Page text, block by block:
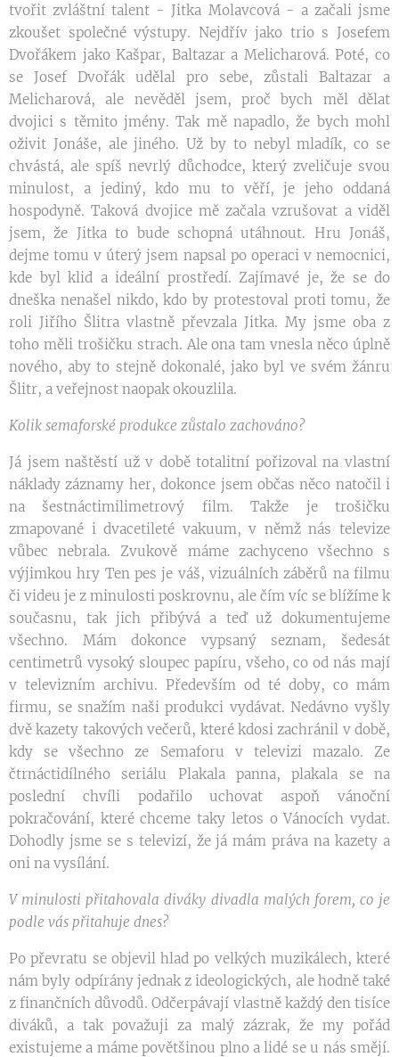
tvořit zvláštní talent - Jitka Molavcová - a začali jsme
zkoušet společné výstupy. Nejdřív jako trio s Josefem
Dvořákem jako Kašpar, Baltazar a Melicharová. Poté, co
se Josef Dvořák udělal pro sebe, zůstali Baltazar a
Melicharová, ale nevěděl jsem, proč bych měl dělat
dvojici s těmito jmény. Tak mě napadlo, že bych mohl
oživit Jonáše, ale jiného. Už by to nebyl mladík, co se
chvástá, ale spíš nevrlý důchodce, který zveličuje svou
minulost, a jediný, kdo mu to věří, je jeho oddaná
hospodyně. Taková dvojice mě začala vzrušovat a viděl
jsem, že Jitka to bude schopná utáhnout. Hru Jonáš,
dejme tomu v úterý jsem napsal po operaci v nemocnici,
kde byl klid a ideální prostředí. Zajímavé je, že se do
dneška nenašel nikdo, kdo by protestoval proti tomu, že
roli Jiřího Šlitra vlastně převzala Jitka. My jsme oba z
toho měli trošičku strach. Ale ona tam vnesla něco úplně
nového, aby to stejně dokonalé, jako byl ve svém žánru
Šlitr, a veřejnost naopak okouzlila.
Kolik semaforské produkce zůstalo zachováno?
Já jsem naštěstí už v době totalitní pořizoval na vlastní
náklady záznamy her, dokonce jsem občas něco natočil i
na šestnáctimilimetrový film. Takže je trošičku
zmapované i dvacetileté vakuum, v němž nás televize
vůbec nebrala. Zvukově máme zachyceno všechno s
výjimkou hry Ten pes je váš, vizuálních záběrů na filmu
či videu je z minulosti poskrovnu, ale čím víc se blížíme k
současnu, tak jich přibývá a teď už dokumentujeme
všechno. Mám dokonce vypsaný seznam, šedesát
centimetrů vysoký sloupec papíru, všeho, co od nás mají
v televizním archivu. Především od té doby, co mám
firmu, se snažím naši produkci vydávat. Nedávno vyšly
dvě kazety takových večerů, které kdosi zachránil v době,
kdy se všechno ze Semaforu v televizi mazalo. Ze
čtrnáctidílného seriálu Plakala panna, plakala se na
poslední chvíli podařilo uchovat aspoň vánoční
pokračování, které chceme taky letos o Vánocích vydat.
Dohodly jsme se s televizí, že já mám práva na kazety a
oni na vysílání.
V minulosti přitahovala diváky divadla malých forem, co je
podle vás přitahuje dnes?
Po převratu se objevil hlad po velkých muzikálech, které
nám byly odpírány jednak z ideologických, ale hodně také
z finančních důvodů. Odčerpávají vlastně každý den tisíce
diváků, a tak považuji za malý zázrak, že my pořád
existujeme a máme povětšinou plno a lidé se u nás smějí.